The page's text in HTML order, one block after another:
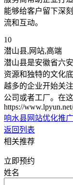
能够给客户留下深
流和互动。
10
潜山县,网站,高端
潜山县是安徽省六
资源和独特的文化
越多的企业开始关
公司或者工厂。在
https://
响水县网站优化推
返回列表
相关推荐
立即预约
姓名